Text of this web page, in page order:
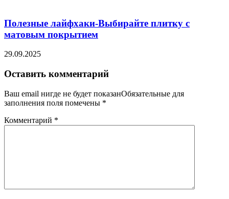
Полезные лайфхаки-Выбирайте плитку с
матовым покрытием
29.09.2025
Оставить комментарий
Ваш email нигде не будет показанОбязательные для
заполнения поля помечены *
Комментарий *